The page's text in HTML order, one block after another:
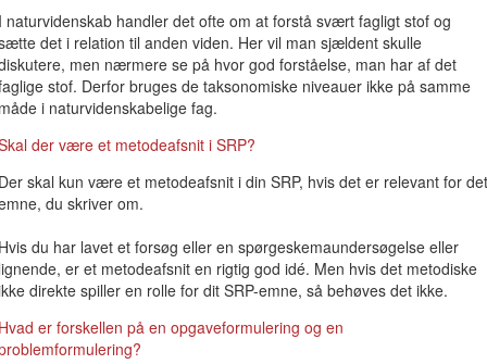
naturvidenskab handler det ofte om at forstå svært fagligt stof og
det i relation til anden viden. Her vil man sjældent skulle
men nærmere se på hvor god forståelse, man har af det
stof. Derfor bruges de taksonomiske niveauer ikke på samme
i naturvidenskabelige fag.
der være et metodeafsnit i SRP?
skal kun være et metodeafsnit i din SRP, hvis det er relevant for det
du skriver om.
du har lavet et forsøg eller en spørgeskemaundersøgelse eller
er et metodeafsnit en rigtig god idé. Men hvis det metodiske
direkte spiller en rolle for dit SRP-emne, så behøves det ikke.
er forskellen på en opgaveformulering og en